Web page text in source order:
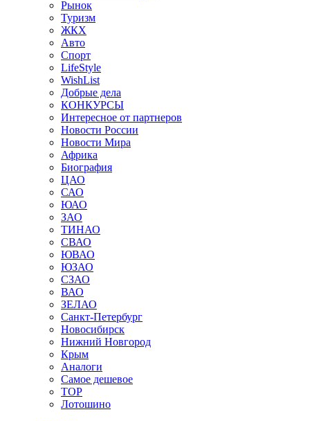
Рынок
Туризм
ЖКХ
Авто
Спорт
LifeStyle
WishList
Добрые дела
КОНКУРСЫ
Интересное от партнеров
Новости России
Новости Мира
Африка
Биография
ЦАО
САО
ЮАО
ЗАО
ТИНАО
СВАО
ЮВАО
ЮЗАО
СЗАО
ВАО
ЗЕЛАО
Санкт-Петербург
Новосибирск
Нижний Новгород
Крым
Аналоги
Самое дешевое
TOP
Лотошино